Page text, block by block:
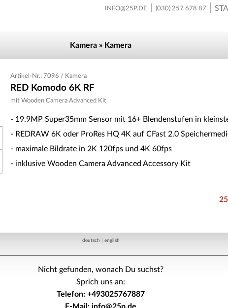
Kamera » Kamera
Artikel-Nr.: 7096 / Kamera
RED Komodo 6K RF
mit Wooden Camera Advanced Kit
- 19.9MP Super35mm Sensor mit 16+ Blendenstufen in
- REDRAW 6K oder ProRes HQ 4K auf CFast 2.0
- maximale Bildrate in 2K 120fps und 4K 60fps
- inklusive Wooden Camera Advanced Accessory Kit
deutsch english
Nicht gefunden, wonach Du suchst?
Sprich uns an:
Telefon: +493025767887
INFO@25P.DE (030) 257 678 87